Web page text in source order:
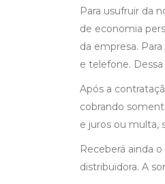
Para usufruir da
de economia
da empresa.
e telefone.
Após a
cobrando
e juros ou multa,
Receberá ainda
distribuidora. A